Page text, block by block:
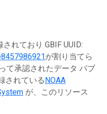
れており GBIF UUID:
が割り当てら
て承認されたデータ パブ
されているNOAA
が、このリソース